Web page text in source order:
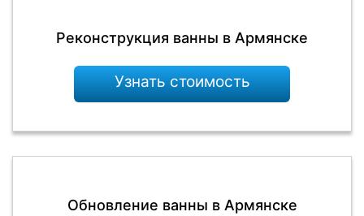
Реконструкция ванны в Армянске
Узнать стоимость
Обновление ванны в Армянске